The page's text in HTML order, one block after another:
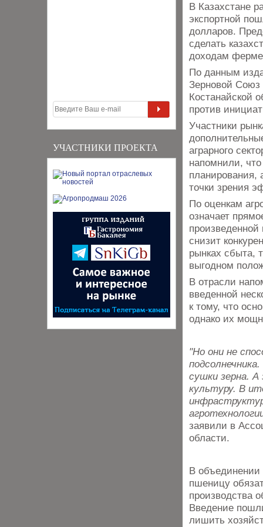
УЧАСТНИКИ ПРОЕКТА
В Казахстане
экспортной
долларов.
сделать
доходам
По данным
Зерновой Союз
Костанайской
против
Участники
аграрного
напомнили, что
планирования,
точки зрения
По оценкам
означает
снизит
рынках сбыта,
выгодном
В отрасли
введенной
к тому, что
однако их
"Но они не
сушки зерна.
культуру. В
заявили в
области.
В объединении
пшеницу
производства
Введение
лишить